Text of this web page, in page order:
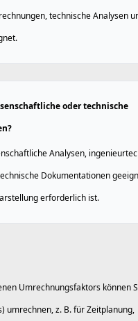
technische Analysen
oder technische
Analysen,
Dokumentationen
erforderlich ist.
Umrechnungsfaktors können
umrechnen, z. B. für Zeitplanung,